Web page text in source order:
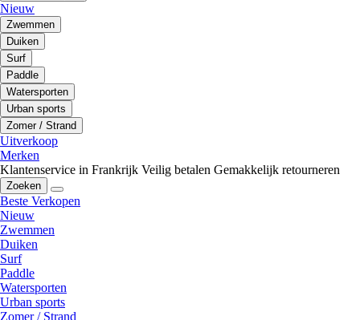
Nieuw
Zwemmen
Duiken
Surf
Paddle
Watersporten
Urban sports
Zomer / Strand
Uitverkoop
Merken
Klantenservice in Frankrijk Veilig betalen Gemakkelijk retourneren
Zoeken
Beste Verkopen
Nieuw
Zwemmen
Duiken
Surf
Paddle
Watersporten
Urban sports
Zomer / Strand